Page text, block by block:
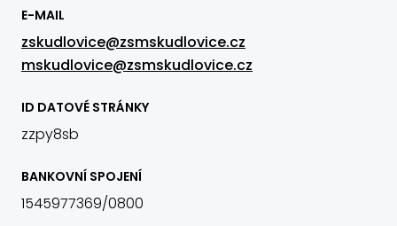
E-MAIL
zskudlovice@zsmskudlovice.cz
mskudlovice@zsmskudlovice.cz
ID DATOVÉ STRÁNKY
zzpy8sb
BANKOVNÍ SPOJENÍ
1545977369/0800